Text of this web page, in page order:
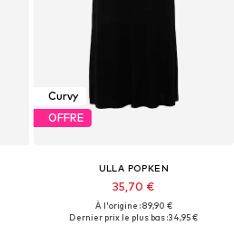
Curvy
OFFRE
ULLA POPKEN
35,70 €
À l'origine : 89,90 €
Dernier prix le plus bas :34,95 €